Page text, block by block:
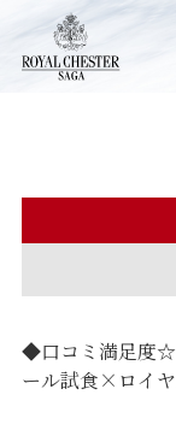
◆口コミ満足度
ール試食×ロイ